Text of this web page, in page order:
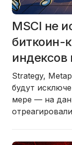
MSCI не
биткоин-
индексов
Strategy,
будут
мере — на